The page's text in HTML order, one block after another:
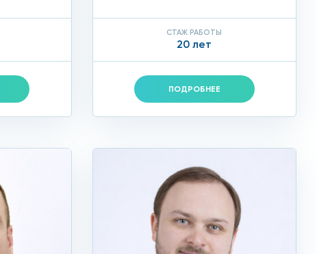
СТАЖ РАБОТЫ
20 лет
ПОДРОБНЕЕ